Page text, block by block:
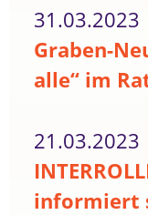
31.03.2023
Graben-
alle“ im
21.03.2023
informiert